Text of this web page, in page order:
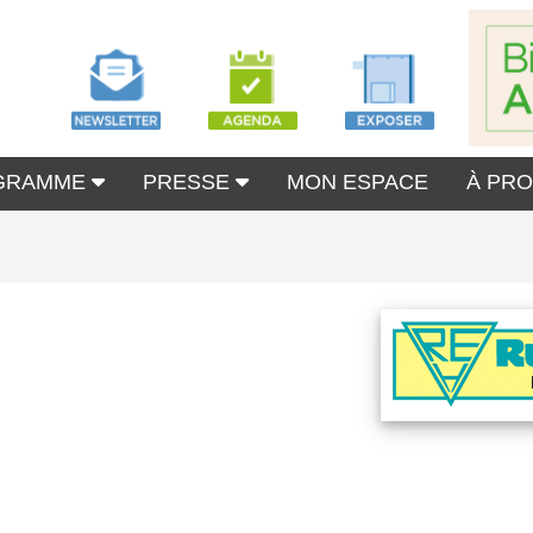
PRESSE MON ESPACE À